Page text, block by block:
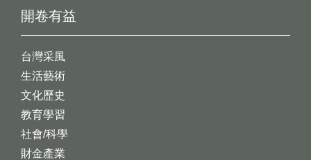
開卷有益
台灣采風
生活藝術
文化歷史
教育學習
社會/科學
財金產業